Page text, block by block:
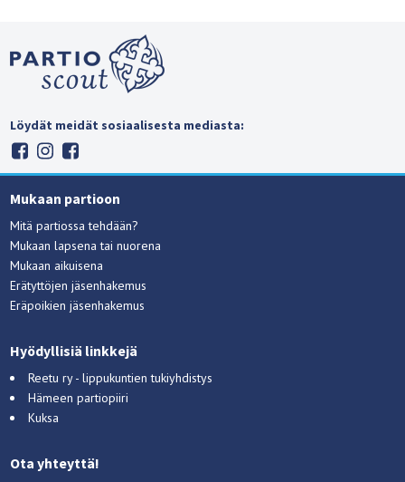
Löydät meidät sosiaalisesta mediasta:
Mukaan partioon
Mitä partiossa tehdään?
Mukaan lapsena tai nuorena
Mukaan aikuisena
Erätyttöjen jäsenhakemus
Eräpoikien jäsenhakemus
Hyödyllisiä linkkejä
Reetu ry - lippukuntien tukiyhdistys
Hämeen partiopiiri
Kuksa
Ota yhteyttä!